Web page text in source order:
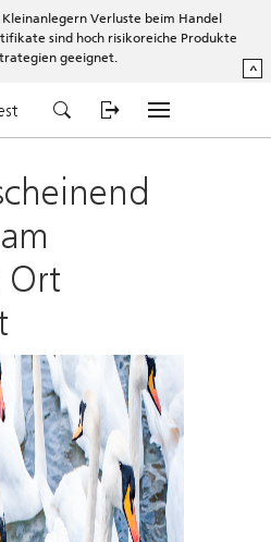
Verluste beim Handel
sind hoch risikoreiche Produkte
geeignet.
^
Ort